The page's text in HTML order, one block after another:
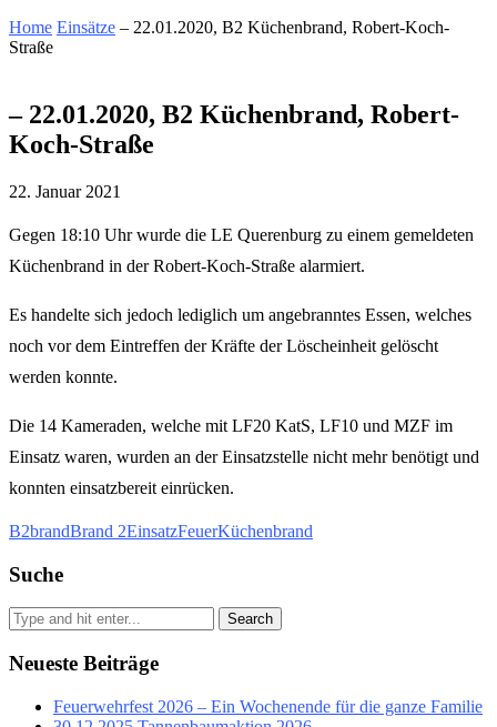
Home Einsätze – 22.01.2020, B2 Küchenbrand, Robert-Koch-
Straße
– 22.01.2020, B2 Küchenbrand, Robert-
Koch-Straße
22. Januar 2021
Gegen 18:10 Uhr wurde die LE Querenburg zu einem gemeldeten
Küchenbrand in der Robert-Koch-Straße alarmiert.
Es handelte sich jedoch lediglich um angebranntes Essen, welches
noch vor dem Eintreffen der Kräfte der Löscheinheit gelöscht
werden konnte.
Die 14 Kameraden, welche mit LF20 KatS, LF10 und MZF im
Einsatz waren, wurden an der Einsatzstelle nicht mehr benötigt und
konnten einsatzbereit einrücken.
B2brandBrand 2EinsatzFeuerKüchenbrand
Suche
Search
Neueste Beiträge
Feuerwehrfest 2026 – Ein Wochenende für die ganze Familie